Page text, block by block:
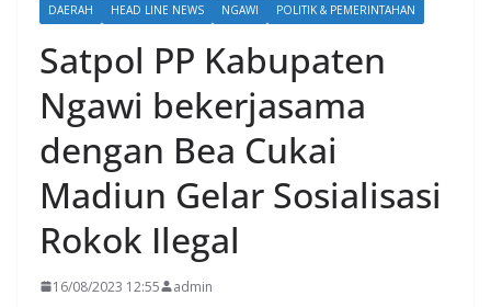
DAERAH HEAD LINE NEWS NGAWI POLITIK & PEMERINTAHAN
Satpol PP Kabupaten
Ngawi bekerjasama
dengan Bea Cukai
Madiun Gelar Sosialisasi
Rokok Ilegal
16/08/2023 12:55 admin